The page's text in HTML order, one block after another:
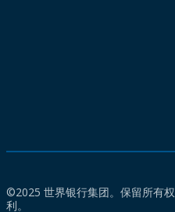
©2025 世界银行集团。保留所有权
利。